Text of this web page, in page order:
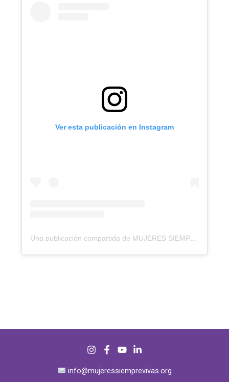
Ver esta publicación en Instagram
Una publicación compartida de MUJERES SIEMPREVIVAS (@mujeres.siemprevivas)
info@mujeressiemprevivas.org